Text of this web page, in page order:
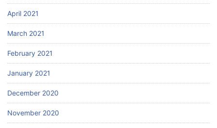
April 2021
March 2021
February 2021
January 2021
December 2020
November 2020